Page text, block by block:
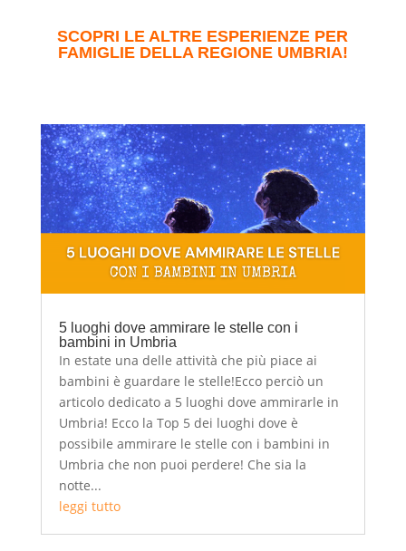
SCOPRI LE ALTRE ESPERIENZE PER
FAMIGLIE DELLA REGIONE UMBRIA!
5 luoghi dove ammirare le stelle con i
bambini in Umbria
In estate una delle attività che più piace ai
bambini è guardare le stelle!Ecco perciò un
articolo dedicato a 5 luoghi dove ammirarle in
Umbria! Ecco la Top 5 dei luoghi dove è
possibile ammirare le stelle con i bambini in
Umbria che non puoi perdere! Che sia la
notte...
leggi tutto